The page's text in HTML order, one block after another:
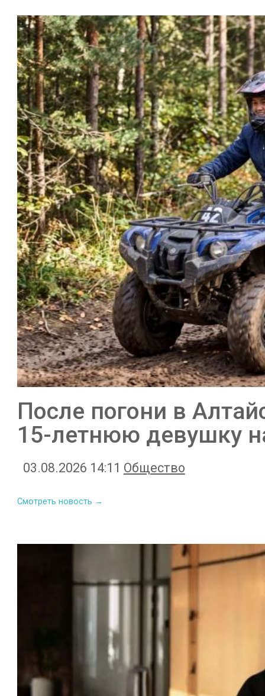
После погони в
15-летнюю девушку
03.08.2026 14:11 Общество
Смотреть новость →